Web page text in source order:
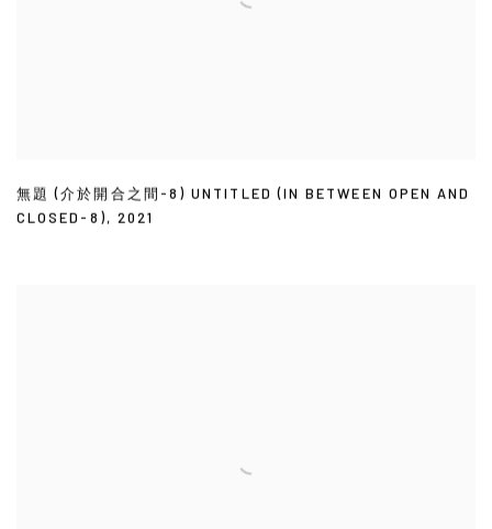
無題 (介於開合之間-8) UNTITLED (IN BETWEEN OPEN AND
CLOSED-8), 2021